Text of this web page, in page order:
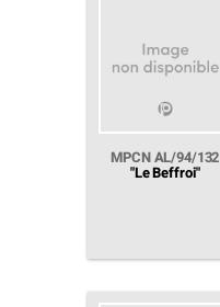
MPCN AL/94/132
"Le Beffroi"